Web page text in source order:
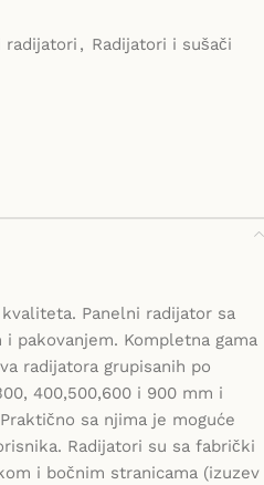
radijatori , Radijatori i sušači
Panelni radijator sa
pakovanjem. Kompletna gama
radijatora grupisanih po
400,500,600 i 900 mm i
sa njima je moguće
Radijatori su sa fabrički
i bočnim stranicama (izuzev